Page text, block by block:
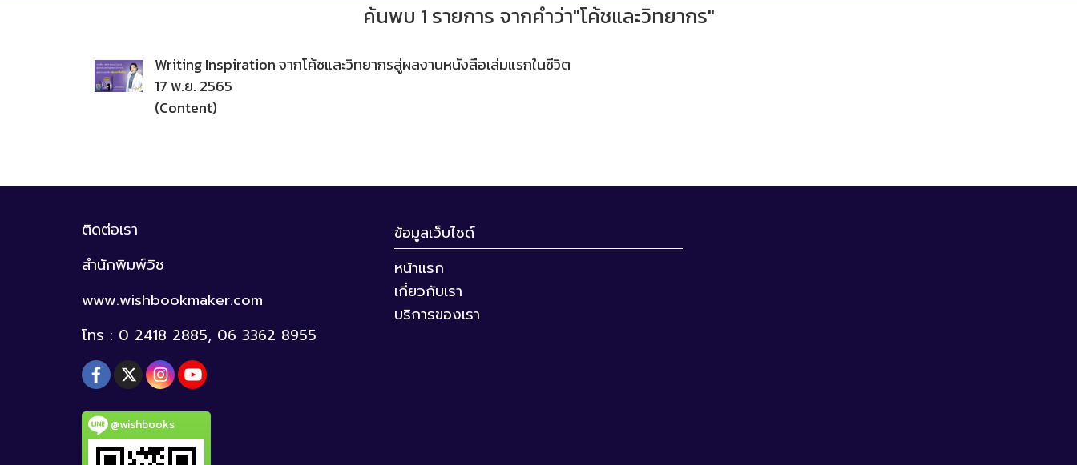
ค้นพบ 1 รายการ จากคำว่า"โค้ชและวิทยากร"
Writing Inspiration จากโค้ชและวิทยากรสู่ผลงานหนังสือเล่มแรกในชีวิต
17 พ.ย. 2565
(Content)
ติดต่อเรา
สำนักพิมพ์วิช
www.wishbookmaker.com
โทร : 0 2418 2885, 06 3362 8955
@wishbooks
ข้อมูลเว็บไซด์
หน้าแรก
เกี่ยวกับเรา
บริการของเรา